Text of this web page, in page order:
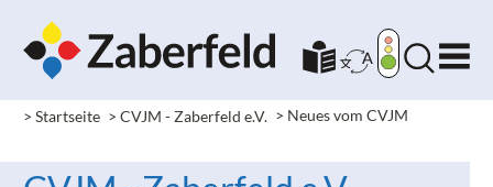
> Startseite > CVJM - Zaberfeld e.V. > Neues vom CVJM